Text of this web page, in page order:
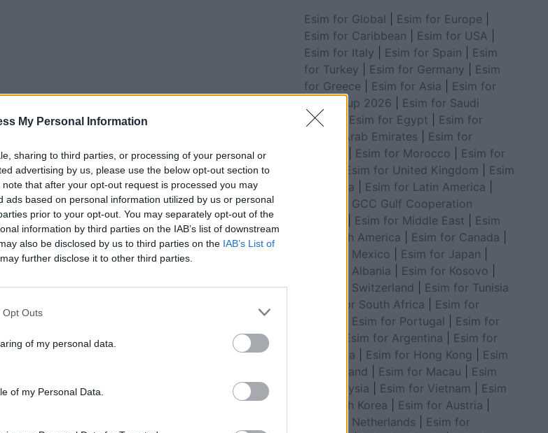
My Personal Information
sharing to third parties, or processing of your personal or
advertising by us, please use the below opt-out section to
that after your opt-out request is processed you may
ads based on personal information utilized by us or personal
prior to your opt-out. You may separately opt-out of the
information by third parties on the IAB’s list of downstream
also be disclosed by us to third parties on the IAB’s List of
further disclose it to other third parties.
Opt Outs
of my personal data.
of my Personal Data.
Piratëve të Karaibeve, Orlando Bloom. Ajo
viti 2010 deri në vitin 2012.
Kanadasë, Trudeau dhe Katy Perry
shkaktojnë thashetheme!
Esim for Global Esim for Europe
Esim for Caribbean
Esim for USA
Esim for Italy
Esim for Spain
Esim
for Turkey
Esim for Germany
Esim
for Greece
Esim for Asia
Esim for
World Cup 2026
Esim for Saudi
Arabia
Esim for Egypt
Esim for
United Arab Emirates
Esim for
Esim for Morocco
Esim for
Esim for United Kingdom
Esim
for Africa
Esim for Latin America
Esim for GCC Gulf Cooperation
Esim for Middle East
Esim
for South America
Esim for Canada
Esim for Mexico
Esim for Japan
Esim for Albania
Esim for Kosovo
Esim for Switzerland
Esim for Tunisia
Esim for South Africa
Esim for
Esim for Portugal
Esim for
Esim for Argentina
Esim for
Colombia
Esim for Hong Kong
Esim
for Thailand
Esim for Macau
Esim
for Malaysia
Esim for Vietnam
Esim
for South Korea
Esim for Austria
Esim for Netherlands
Esim for